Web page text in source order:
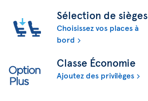
Sélection de sièges
Choisissez vos places à
bord
Classe Économie
Ajoutez des privilèges